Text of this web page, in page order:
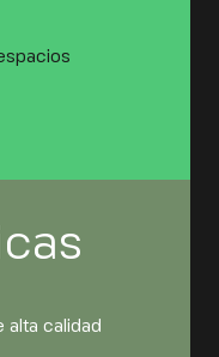
alta calidad